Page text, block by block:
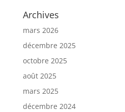
Archives
mars 2026
décembre 2025
octobre 2025
août 2025
mars 2025
décembre 2024